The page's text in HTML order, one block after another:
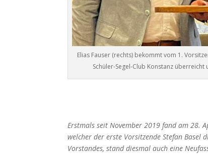
Elias Fauser (rechts) bekommt vom 1.
Schüler-Segel-Club Konstanz
Erstmals seit November 2019 fand am 28.
welcher der erste Vorsitzende Stefan Basel
Vorstandes, stand diesmal auch eine